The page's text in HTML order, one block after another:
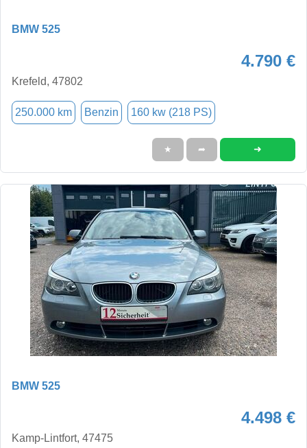
BMW 525
4.790 €
Krefeld, 47802
250.000 km Benzin 160 kw (218 PS)
★ ➦ ➜
BMW 525
4.498 €
Kamp-Lintfort, 47475